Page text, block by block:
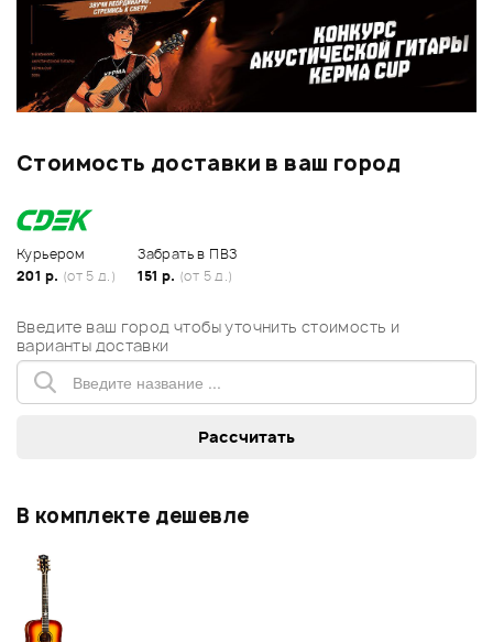
Стоимость доставки в ваш город
Курьером
201 р. (от 5 д.)
Забрать в ПВЗ
151 р. (от 5 д.)
Введите ваш город чтобы уточнить стоимость и
варианты доставки
В комплекте дешевле